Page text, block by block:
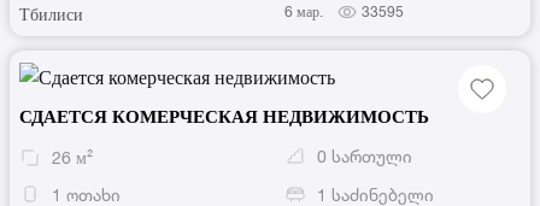
Тбилиси
6 мар. 33595
СДАЕТСЯ КОМЕРЧЕСКАЯ НЕДВИЖИМОСТЬ
26 м² 0 სართული
1 ოთახი 1 საძინებელი